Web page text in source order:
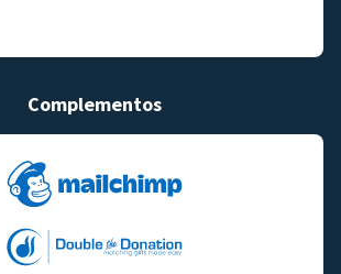
Complementos